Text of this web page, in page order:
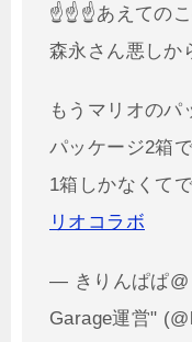
☝☝☝あえてのこ
森永さん悪しか
もうマリオのパ
パッケージ2箱
1箱しかなくて
リオコラボ
— きりんぱぱ@
Garage運営"